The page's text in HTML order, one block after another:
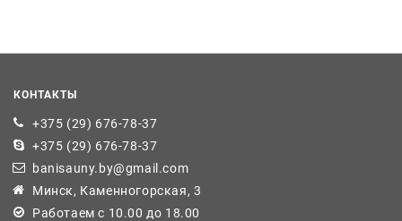
КОНТАКТЫ
+375 (29) 676-78-37
+375 (29) 676-78-37
banisauny.by@gmail.com
Минск, Каменногорская, 3
Работаем с 10.00 до 18.00